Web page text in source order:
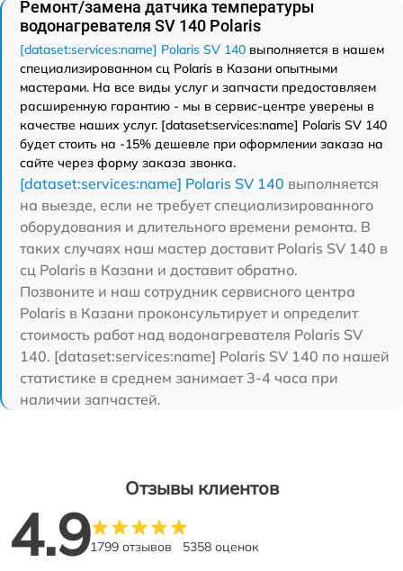
Ремонт/замена датчика температуры
водонагревателя SV 140 Polaris
[dataset:services:name] Polaris SV 140 выполняется в нашем
специализированном сц Polaris в Казани опытными
мастерами. На все виды услуг и запчасти предоставляем
расширенную гарантию - мы в сервис-центре уверены в
качестве наших услуг. [dataset:services:name] Polaris SV 140
будет стоить на -15% дешевле при оформлении заказа на
сайте через форму заказа звонка.
[dataset:services:name] Polaris SV 140 выполняется
на выезде, если не требует специализированного
оборудования и длительного времени ремонта. В
таких случаях наш мастер доставит Polaris SV 140 в
сц Polaris в Казани и доставит обратно.
Позвоните и наш сотрудник сервисного центра
Polaris в Казани проконсультирует и определит
стоимость работ над водонагревателя Polaris SV
140. [dataset:services:name] Polaris SV 140 по нашей
статистике в среднем занимает 3-4 часа при
наличии запчастей.
Отзывы клиентов
4.91799 отзывов 5358 оценок